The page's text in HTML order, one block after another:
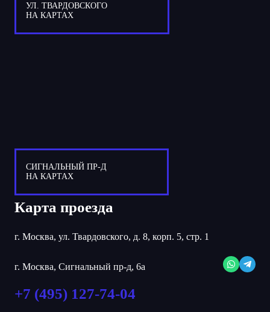
УЛ. ТВАРДОВСКОГО
НА КАРТАХ
СИГНАЛЬНЫЙ ПР-Д
НА КАРТАХ
Карта проезда
г. Москва, ул. Твардовского, д. 8, корп. 5, стр. 1
г. Москва, Сигнальный пр-д, 6а
+7 (495) 127-74-04